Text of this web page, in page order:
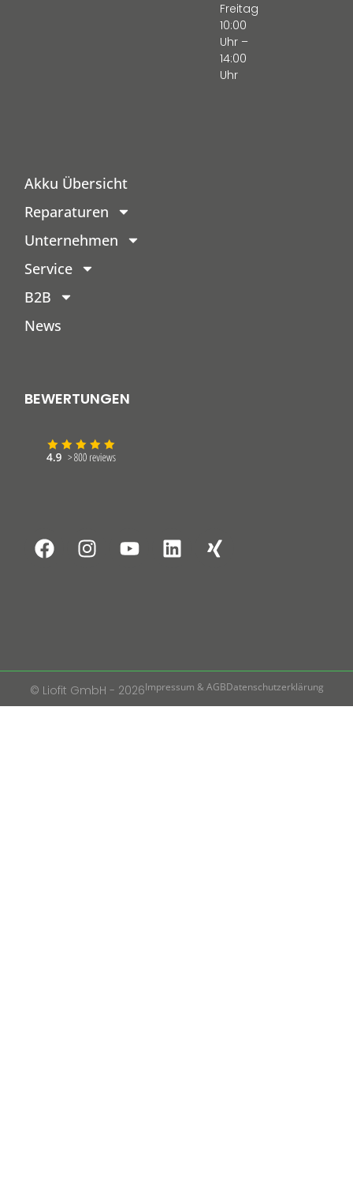
Freitag
10:00
Uhr –
14:00
Uhr
Akku Übersicht
Reparaturen
Unternehmen
Service
B2B
News
BEWERTUNGEN
© Liofit GmbH - 2026Impressum & AGBDatenschutzerklärung